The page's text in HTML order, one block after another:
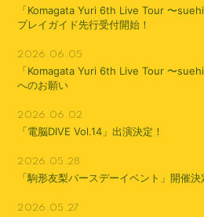
会員登録
「Komagata Yuri 6th Live Tour 〜
プレイガイド先行受付開始！
2026.06.05
「Komagata Yuri 6th Live Tour 〜
へのお願い
2026.06.02
「電脳DIVE Vol.14」出演決定！
2026.05.28
「駒形友梨バースデーイベント」開催決
2026.05.27